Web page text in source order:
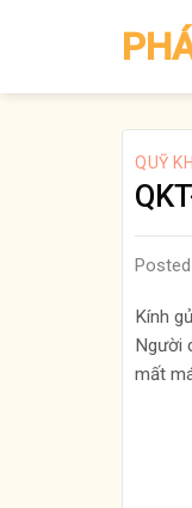
QUỸ
Kính
Người
mất